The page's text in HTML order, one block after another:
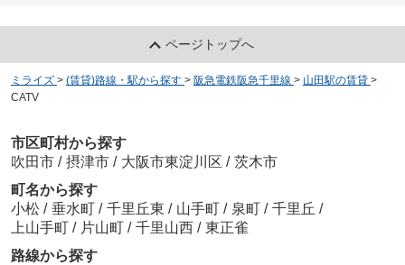
ページトップへ
ミライズ > (賃貸)路線・駅から探す > 阪急電鉄阪急千里線 > 山田駅の賃貸 >
CATV
市区町村から探す
吹田市 / 摂津市 / 大阪市東淀川区 / 茨木市
町名から探す
小松 / 垂水町 / 千里丘東 / 山手町 / 泉町 / 千里丘 /
上山手町 / 片山町 / 千里山西 / 東正雀
路線から探す